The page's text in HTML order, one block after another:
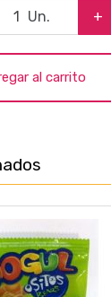
Un. +
al carrito